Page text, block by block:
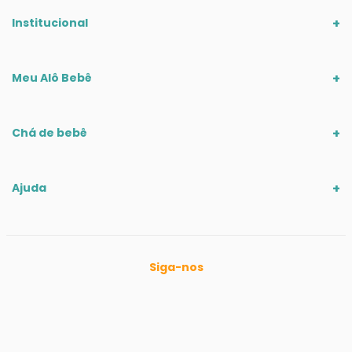
Institucional
Meu Alô Bebê
Chá de bebê
Ajuda
Siga-nos